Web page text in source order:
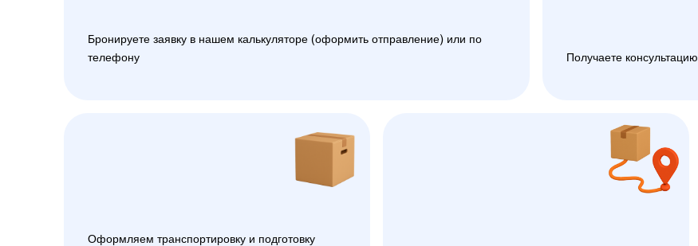
Бронируете заявку в нашем калькуляторе (оформить отправление) или по
телефону
Получаете консультацию
Оформляем транспортировку и подготовку